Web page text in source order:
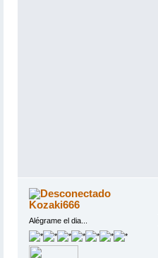
Kozaki666
Alégrame el dia...